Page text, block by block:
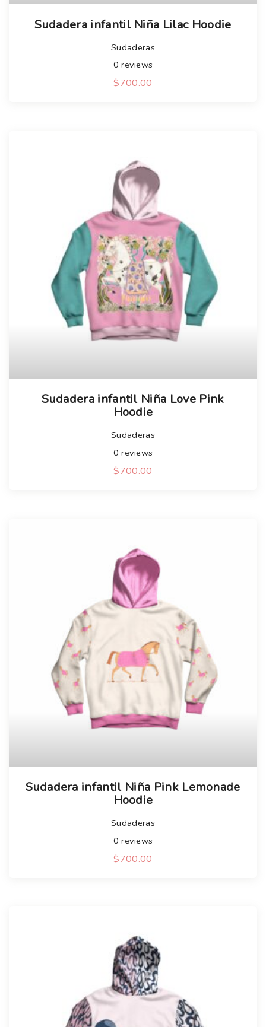
Sudadera infantil Niña Lilac Hoodie
Sudaderas
0 reviews
$700.00
Sudadera infantil Niña Love Pink
Hoodie
Sudaderas
0 reviews
$700.00
Sudadera infantil Niña Pink Lemonade
Hoodie
Sudaderas
0 reviews
$700.00